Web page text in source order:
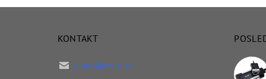
KONTAKT
autucz@email.cz